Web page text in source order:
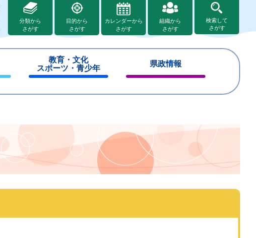
分類から
さがす
目的から
さがす
カレンダーから
さがす
組織から
さがす
検索して
さがす
教育・文化
スポーツ・青少年
じ
県政情報
じ